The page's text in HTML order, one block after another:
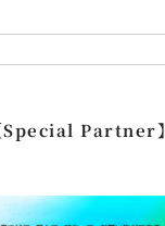
Special Partner】